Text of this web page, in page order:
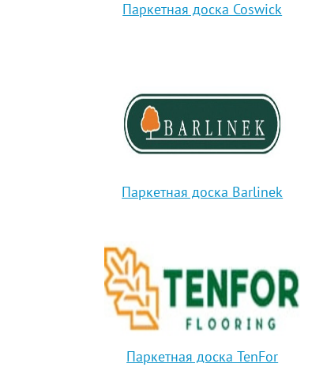
Паркетная доска Coswick
Паркетная доска Barlinek
Паркетная доска TenFor